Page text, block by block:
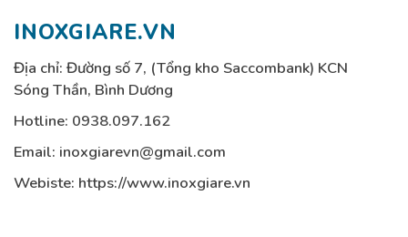
INOXGIARE.VN
Địa chỉ: Đường số 7, (Tổng kho Saccombank) KCN
Sóng Thần, Bình Dương
Hotline: 0938.097.162
Email: inoxgiarevn@gmail.com
Webiste: https://www.inoxgiare.vn